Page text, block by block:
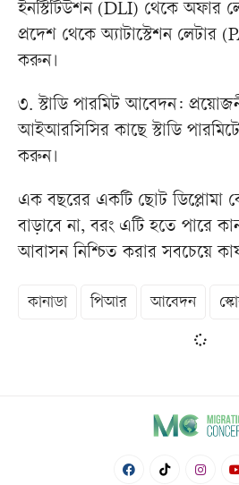
ইনস্টিটিউশন (DLI) থেকে অফার
প্রদেশ থেকে অ্যাটাস্টেশন লেটার
করুন।
৩. স্টাডি পারমিট আবেদন:
আইআরসিসির কাছে স্টাডি
করুন।
এক বছরের একটি ছোট ডিপ্লোমা
বাড়াবে না, বরং এটি হতে পারে
আবাসন নিশ্চিত করার সবচেয়ে
কানাডা পিআর আবেদন